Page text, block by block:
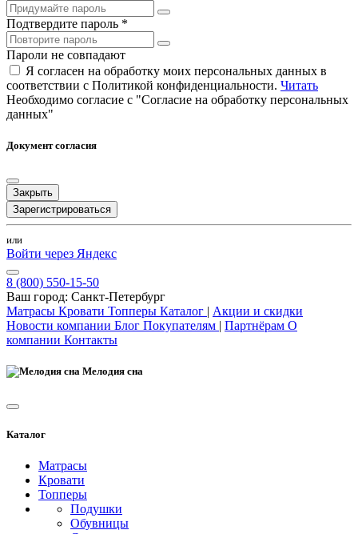
Подтвердите пароль *
Пароли не совпадают
Я согласен на обработку моих персональных данных в
соответствии с Политикой конфиденциальности. Читать
Необходимо согласие с "Согласие на обработку персональных
данных"
Документ согласия
Закрыть
Зарегистрироваться
или
Войти через Яндекс
8 (800) 550-15-50
Ваш город: Санкт-Петербург
Матрасы Кровати Топперы Каталог | Акции и скидки
Новости компании Блог Покупателям | Партнёрам О
компании Контакты
Мелодия сна
Каталог
Матрасы
Кровати
Топперы
Подушки
Обувницы